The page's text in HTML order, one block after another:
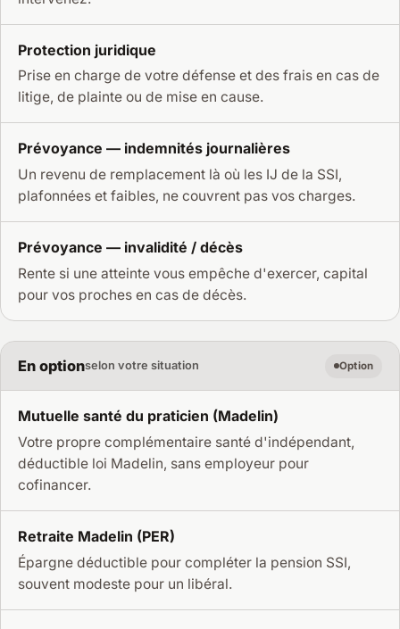
Protection juridique
Prise en charge de votre défense et des frais en cas de
litige, de plainte ou de mise en cause.
Prévoyance — indemnités journalières
Un revenu de remplacement là où les IJ de la SSI,
plafonnées et faibles, ne couvrent pas vos charges.
Prévoyance — invalidité / décès
Rente si une atteinte vous empêche d'exercer, capital
pour vos proches en cas de décès.
En optionselon votre situation Option
Mutuelle santé du praticien (Madelin)
Votre propre complémentaire santé d'indépendant,
déductible loi Madelin, sans employeur pour
cofinancer.
Retraite Madelin (PER)
Épargne déductible pour compléter la pension SSI,
souvent modeste pour un libéral.